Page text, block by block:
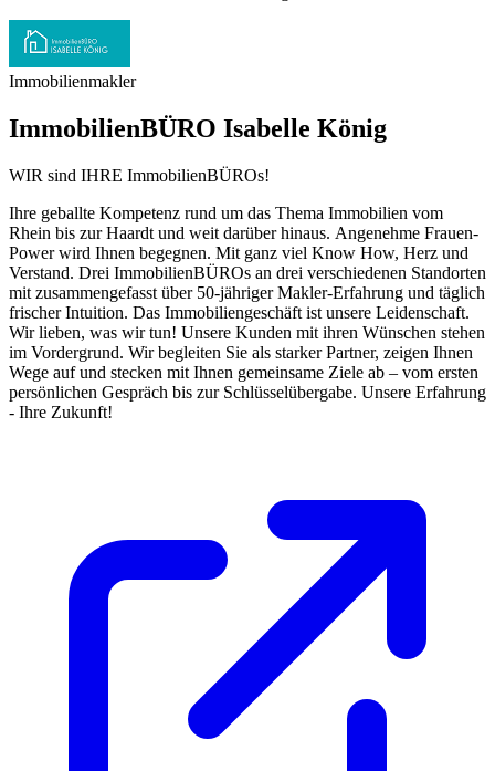
Immobilienmakler
ImmobilienBÜRO Isabelle König
WIR sind IHRE ImmobilienBÜROs!
Ihre geballte Kompetenz rund um das Thema Immobilien vom
Rhein bis zur Haardt und weit darüber hinaus. Angenehme Frauen-
Power wird Ihnen begegnen. Mit ganz viel Know How, Herz und
Verstand. Drei ImmobilienBÜROs an drei verschiedenen Standorten
mit zusammengefasst über 50-jähriger Makler-Erfahrung und täglich
frischer Intuition. Das Immobiliengeschäft ist unsere Leidenschaft.
Wir lieben, was wir tun! Unsere Kunden mit ihren Wünschen stehen
im Vordergrund. Wir begleiten Sie als starker Partner, zeigen Ihnen
Wege auf und stecken mit Ihnen gemeinsame Ziele ab – vom ersten
persönlichen Gespräch bis zur Schlüsselübergabe. Unsere Erfahrung
- Ihre Zukunft!